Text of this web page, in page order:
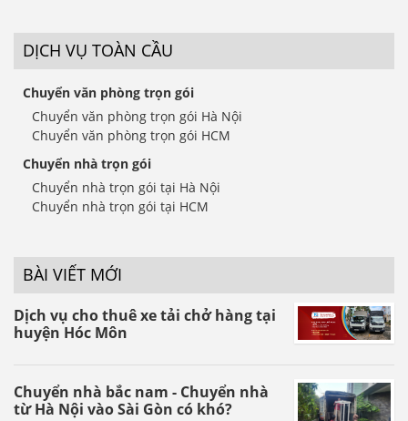
DỊCH VỤ TOÀN CẦU
Chuyển văn phòng trọn gói
Chuyển văn phòng trọn gói Hà Nội
Chuyển văn phòng trọn gói HCM
Chuyển nhà trọn gói
Chuyển nhà trọn gói tại Hà Nội
Chuyển nhà trọn gói tại HCM
BÀI VIẾT MỚI
Dịch vụ cho thuê xe tải chở hàng tại
huyện Hóc Môn
Chuyển nhà bắc nam - Chuyển nhà
từ Hà Nội vào Sài Gòn có khó?